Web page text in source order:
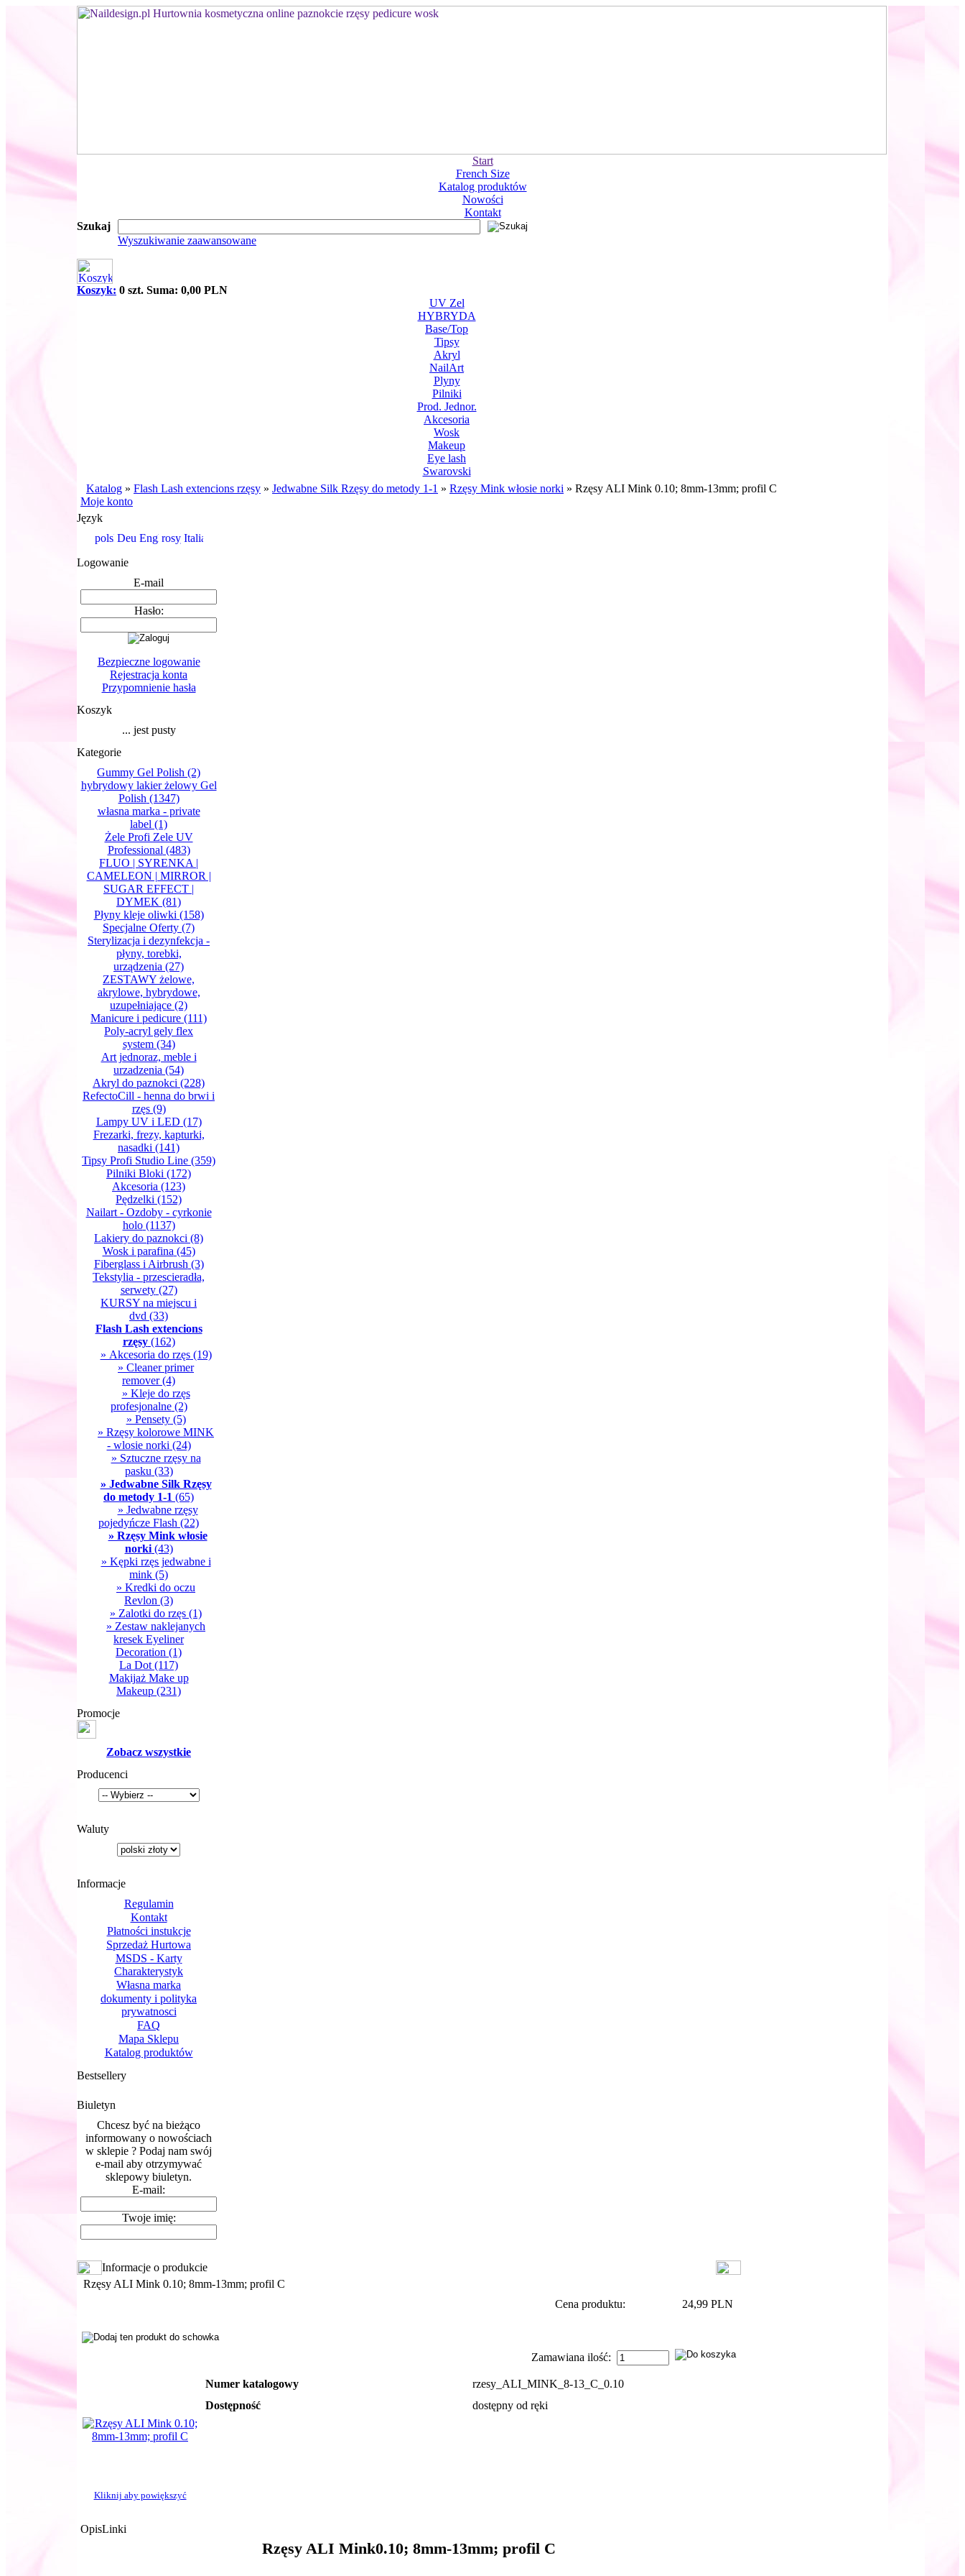
Start
French Size
Katalog produktów
Nowości
Kontakt
Szukaj
Wyszukiwanie zaawansowane
Koszyk: 0 szt. Suma: 0,00 PLN
UV Zel
HYBRYDA
Base/Top
Tipsy
Akryl
NailArt
Plyny
Pilniki
Prod. Jednor.
Akcesoria
Wosk
Makeup
Eye lash
Swarovski
Katalog » Flash Lash extencions rzęsy » Jedwabne Silk Rzęsy do metody 1-1 » Rzęsy Mink włosie norki » Rzęsy ALI Mink 0.10; 8mm-13mm; profil C
Moje konto
Język
Logowanie
E-mail
Hasło:
Bezpieczne logowanie
Rejestracja konta
Przypomnienie hasła
Koszyk
... jest pusty
Kategorie
Gummy Gel Polish (2)
hybrydowy lakier żelowy Gel
Polish (1347)
własna marka - private
label (1)
Żele Profi Zele UV
Professional (483)
FLUO | SYRENKA |
CAMELEON | MIRROR |
SUGAR EFFECT |
DYMEK (81)
Płyny kleje oliwki (158)
Specjalne Oferty (7)
Sterylizacja i dezynfekcja -
płyny, torebki,
urządzenia (27)
ZESTAWY żelowe,
akrylowe, hybrydowe,
uzupełniające (2)
Manicure i pedicure (111)
Poly-acryl gely flex
system(34)
Art jednoraz, meble i
urzadzenia (54)
Akryl do paznokci (228)
RefectoCill - henna do brwi i
rzęs(9)
Lampy UV i LED (17)
Frezarki, frezy, kapturki,
nasadki (141)
Tipsy Profi Studio Line (359)
Pilniki Bloki (172)
Akcesoria (123)
Pędzelki (152)
Nailart - Ozdoby - cyrkonie
holo(1137)
Lakiery do paznokci (8)
Wosk i parafina (45)
Fiberglass i Airbrush (3)
Tekstylia - przescieradła,
serwety(27)
KURSY na miejscu i
dvd (33)
Flash Lash extencions
rzęsy(162)
» Akcesoria do rzęs(19)
» Cleaner primer
remover(4)
» Kleje do rzęs
profesjonalne(2)
» Pensety(5)
» Rzęsy kolorowe MINK
- wlosie norki (24)
» Sztuczne rzęsy na
pasku (33)
» Jedwabne Silk Rzęsy
do metody 1-1 (65)
» Jedwabne rzęsy
pojedyńcze Flash (22)
» Rzęsy Mink włosie
norki(43)
» Kępki rzęs jedwabne i
mink (5)
» Kredki do oczu
Revlon (3)
» Zalotki do rzęs (1)
» Zestaw naklejanych
kresek Eyeliner
Decoration (1)
La Dot (117)
Makijaż Make up
Makeup (231)
Promocje
Zobacz wszystkie
Producenci
Waluty
Informacje
Regulamin
Kontakt
Płatności instukcje
Sprzedaż Hurtowa
MSDS - Karty
Charakterystyk
Własna marka
dokumenty i polityka
prywatnosci
FAQ
Mapa Sklepu
Katalog produktów
Bestsellery
Biuletyn
Chcesz być na bieżąco
informowany o nowościach
w sklepie ? Podaj nam swój
e-mail aby otrzymywać
sklepowy biuletyn.
E-mail:
Twoje imię:
Informacje o produkcie
Rzęsy ALI Mink 0.10; 8mm-13mm; profil C
Cena produktu:
24,99 PLN
Zamawiana ilość:
Kliknij aby powiększyć
Numer katalogowy
rzesy_ALI_MINK_8-13_C_0.10
Dostępność
dostępny od ręki
OpisLinki
Rzęsy ALI Mink0.10; 8mm-13mm; profil C